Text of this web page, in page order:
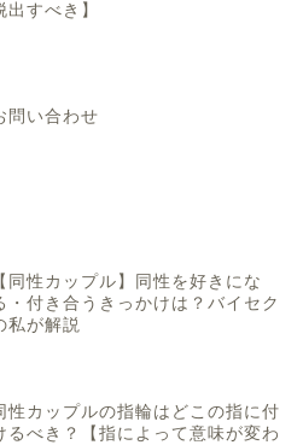
出すべき】
問い合わせ
【同性カップル】同性を好きにな
・付き合うきっかけは？バイセク
私が解説
性カップルの指輪はどこの指に付
るべき？【指によって意味が変わ